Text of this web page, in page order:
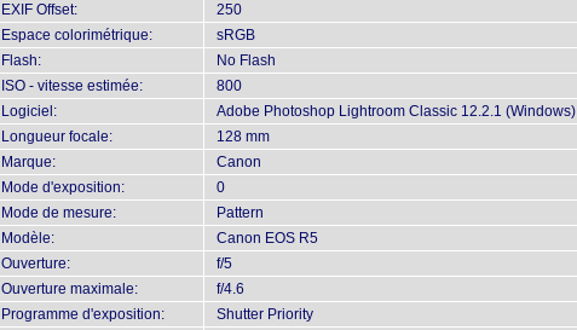
EXIF Offset:
250
Espace colorimétrique:
sRGB
Flash:
No Flash
ISO - vitesse estimée:
800
Logiciel:
Adobe Photoshop Lightroom Classic 12.2.1 (Windows)
Longueur focale:
128 mm
Marque:
Canon
Mode d'exposition:
0
Mode de mesure:
Pattern
Modèle:
Canon EOS R5
Ouverture:
f/5
Ouverture maximale:
f/4.6
Programme d'exposition:
Shutter Priority